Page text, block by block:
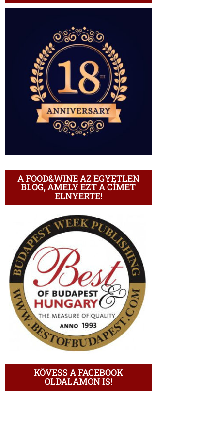
A FOOD&WINE AZ EGYETLEN
BLOG, AMELY EZT A CÍMET
ELNYERTE!
KÖVESS A FACEBOOK
OLDALAMON IS!